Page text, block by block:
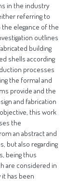
in the industry
referring to
elegance of the
outlines
building
shells according
processes
the formal and
provide and the
and fabrication
this work
the
an abstract and
but also regarding
being thus
are considered in
has been